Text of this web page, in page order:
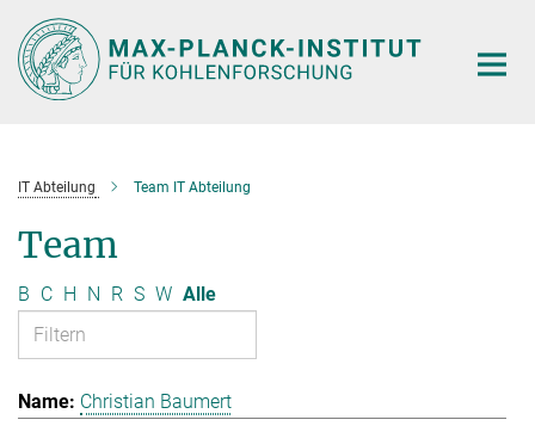
Hauptinhalt
IT Abteilung Team IT Abteilung
Team
B C H N R S W Alle
Christian Baumert